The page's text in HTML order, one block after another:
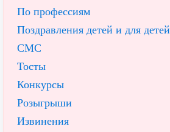
По профессиям
Поздравления детей и для детей
СМС
Тосты
Конкурсы
Розыгрыши
Извинения